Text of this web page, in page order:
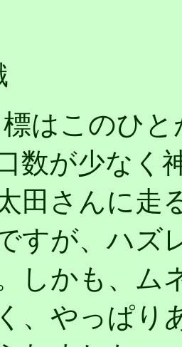
はこのひ
数が少なく
田さんに走
すが、ハズ
しかも、ム
、やっぱり